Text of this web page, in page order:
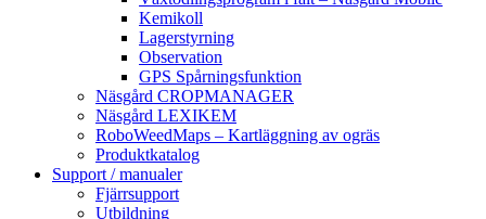
Kemikoll
Lagerstyrning
Observation
GPS Spårningsfunktion
Näsgård CROPMANAGER
Näsgård LEXIKEM
RoboWeedMaps – Kartläggning av ogräs
Produktkatalog
Support / manualer
Fjärrsupport
Utbildning